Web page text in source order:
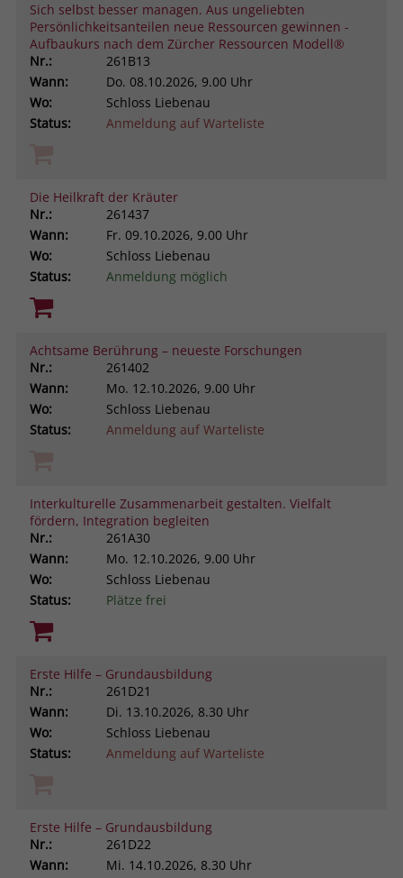
Sich selbst besser managen. Aus ungeliebten
Persönlichkeitsanteilen neue Ressourcen gewinnen -
Aufbaukurs nach dem Zürcher Ressourcen Modell®
Nr.:
261B13
Wann:
Do. 08.10.2026, 9.00 Uhr
Wo:
Schloss Liebenau
Status:
Anmeldung auf Warteliste
Die Heilkraft der Kräuter
Nr.:
261437
Wann:
Fr. 09.10.2026, 9.00 Uhr
Wo:
Schloss Liebenau
Status:
Anmeldung möglich
Achtsame Berührung – neueste Forschungen
Nr.:
261402
Wann:
Mo. 12.10.2026, 9.00 Uhr
Wo:
Schloss Liebenau
Status:
Anmeldung auf Warteliste
Interkulturelle Zusammenarbeit gestalten. Vielfalt
fördern, Integration begleiten
Nr.:
261A30
Wann:
Mo. 12.10.2026, 9.00 Uhr
Wo:
Schloss Liebenau
Status:
Plätze frei
Erste Hilfe – Grundausbildung
Nr.:
261D21
Wann:
Di. 13.10.2026, 8.30 Uhr
Wo:
Schloss Liebenau
Status:
Anmeldung auf Warteliste
Erste Hilfe – Grundausbildung
Nr.:
261D22
Wann:
Mi. 14.10.2026, 8.30 Uhr